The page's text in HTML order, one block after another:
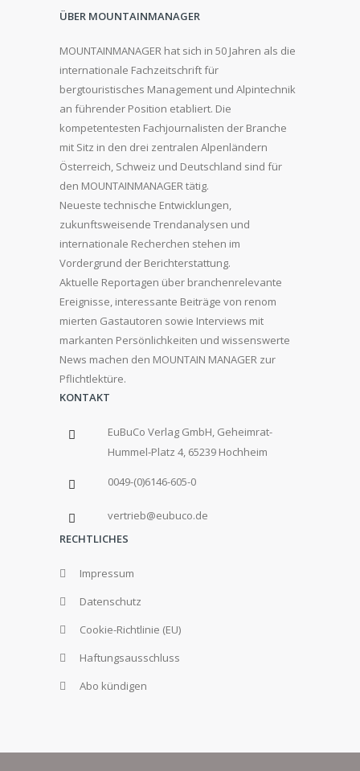
ÜBER MOUNTAINMANAGER
MOUNTAINMANAGER hat sich in 50 Jahren als die
internationale Fachzeitschrift für
bergtouristisches Management und Alpintechnik
an führender Position etabliert. Die
kompetentesten Fachjournalisten der Branche
mit Sitz in den drei zentralen Alpenländern
Österreich, Schweiz und Deutschland sind für
den MOUNTAINMANAGER tätig.
Neueste technische Entwicklungen,
zukunftsweisende Trendanalysen und
internationale Recherchen stehen im
Vordergrund der Berichterstattung.
Aktuelle Reportagen über branchenrelevante
Ereignisse, interessante Beiträge von renom
mierten Gastautoren sowie Interviews mit
markanten Persönlichkeiten und wissenswerte
News machen den MOUNTAIN MANAGER zur
Pflichtlektüre.
KONTAKT
EuBuCo Verlag GmbH, Geheimrat-
Hummel-Platz 4, 65239 Hochheim
0049-(0)6146-605-0
vertrieb@eubuco.de
RECHTLICHES
Impressum
Datenschutz
Cookie-Richtlinie (EU)
Haftungsausschluss
Abo kündigen